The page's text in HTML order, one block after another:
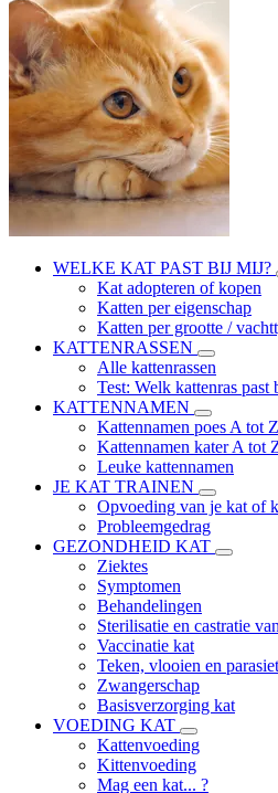
WELKE KAT PAST BIJ MIJ?
Kat adopteren of kopen
Katten per eigenschap
Katten per grootte /
KATTENRASSEN
Alle kattenrassen
Test: Welk kattenras past
KATTENNAMEN
Kattennamen poes A tot Z
Kattennamen kater A tot
Leuke kattennamen
JE KAT TRAINEN
Opvoeding van je kat of
Probleemgedrag
GEZONDHEID KAT
Ziektes
Symptomen
Behandelingen
Sterilisatie en castratie
Vaccinatie kat
Teken, vlooien en
Zwangerschap
Basisverzorging kat
VOEDING KAT
Kattenvoeding
Kittenvoeding
Mag een kat... ?